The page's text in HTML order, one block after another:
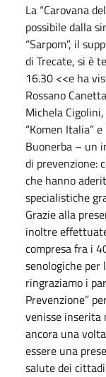
La “Carovana
possibile dalla
“Sarpom”, il
di Trecate, si è
16.30 <<e ha
Rossano
Michela
“Komen Italia”
Buonerba – un
di prevenzione:
che hanno
specialistiche
Grazie alla
inoltre
compresa fra i
senologiche
ringraziamo i
Prevenzione”
venisse inserita
ancora una
essere una
salute dei